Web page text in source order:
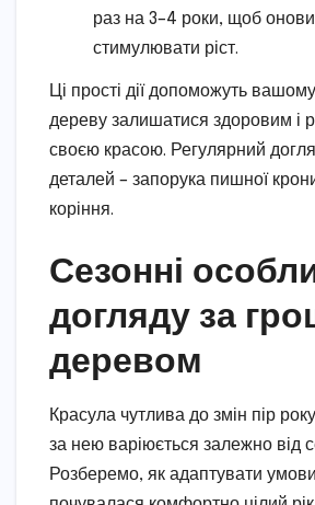
раз на 3–4 роки, щоб
стимулювати ріст.
Ці прості дії допоможуть
дереву залишатися здоровим і
своєю красою. Регулярний
деталей – запорука пишної
коріння.
Сезонні
догляду за
деревом
Красула чутлива до змін пір
за нею варіюється залежно від
Розберемо, як адаптувати